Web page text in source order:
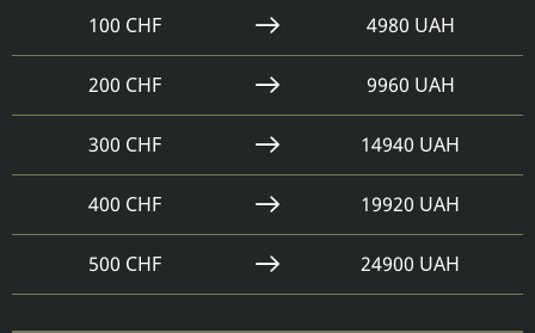
100 CHF 4980 UAH
200 CHF 9960 UAH
300 CHF 14940 UAH
400 CHF 19920 UAH
500 CHF 24900 UAH